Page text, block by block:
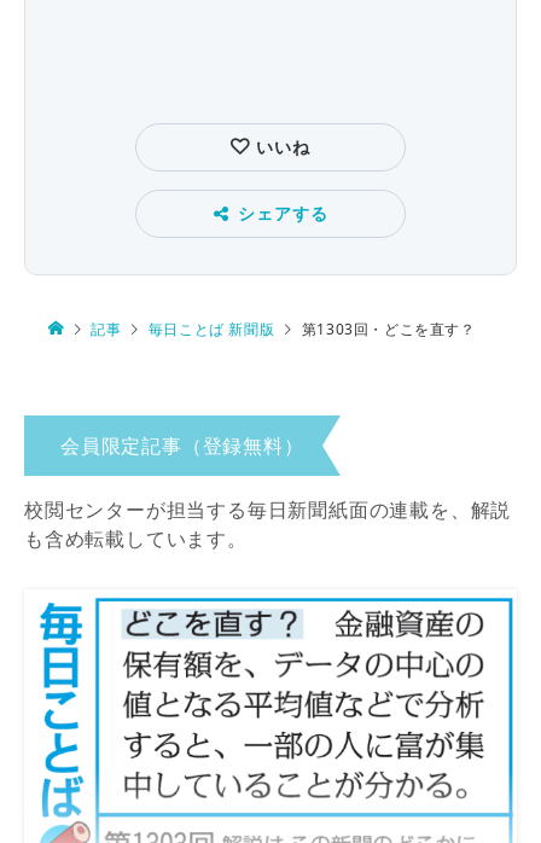
いいね
シェアする
記事 毎日ことば 新聞版 第1303回・どこを直す？
会員限定記事（登録無料）
校閲センターが担当する毎日新聞紙面の連載を、解説
も含め転載しています。